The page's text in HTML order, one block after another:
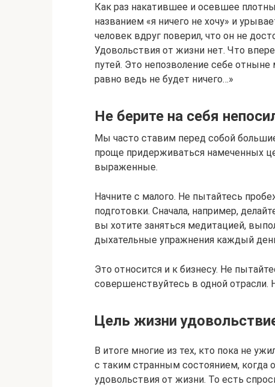
Как раз накатившее и осевшее
названием «я ничего не хочу» и
человек вдруг поверил, что он не
Удовольствия от жизни нет. Что
путей. Это непозволение себе отныне
равно ведь не будет ничего…»
Не берите на себя
Мы часто ставим перед собой
проще придерживаться намеченных
выраженные.
Начните с малого. Не пытайтесь
подготовки. Сначала, например,
вы хотите заняться медитацией,
дыхательные упражнения каждый
Это относится и к бизнесу. Не
совершенствуйтесь в одной
Цель жизни
В итоге многие из тех, кто пока не
с таким странным состоянием, когда
удовольствия от жизни. То есть